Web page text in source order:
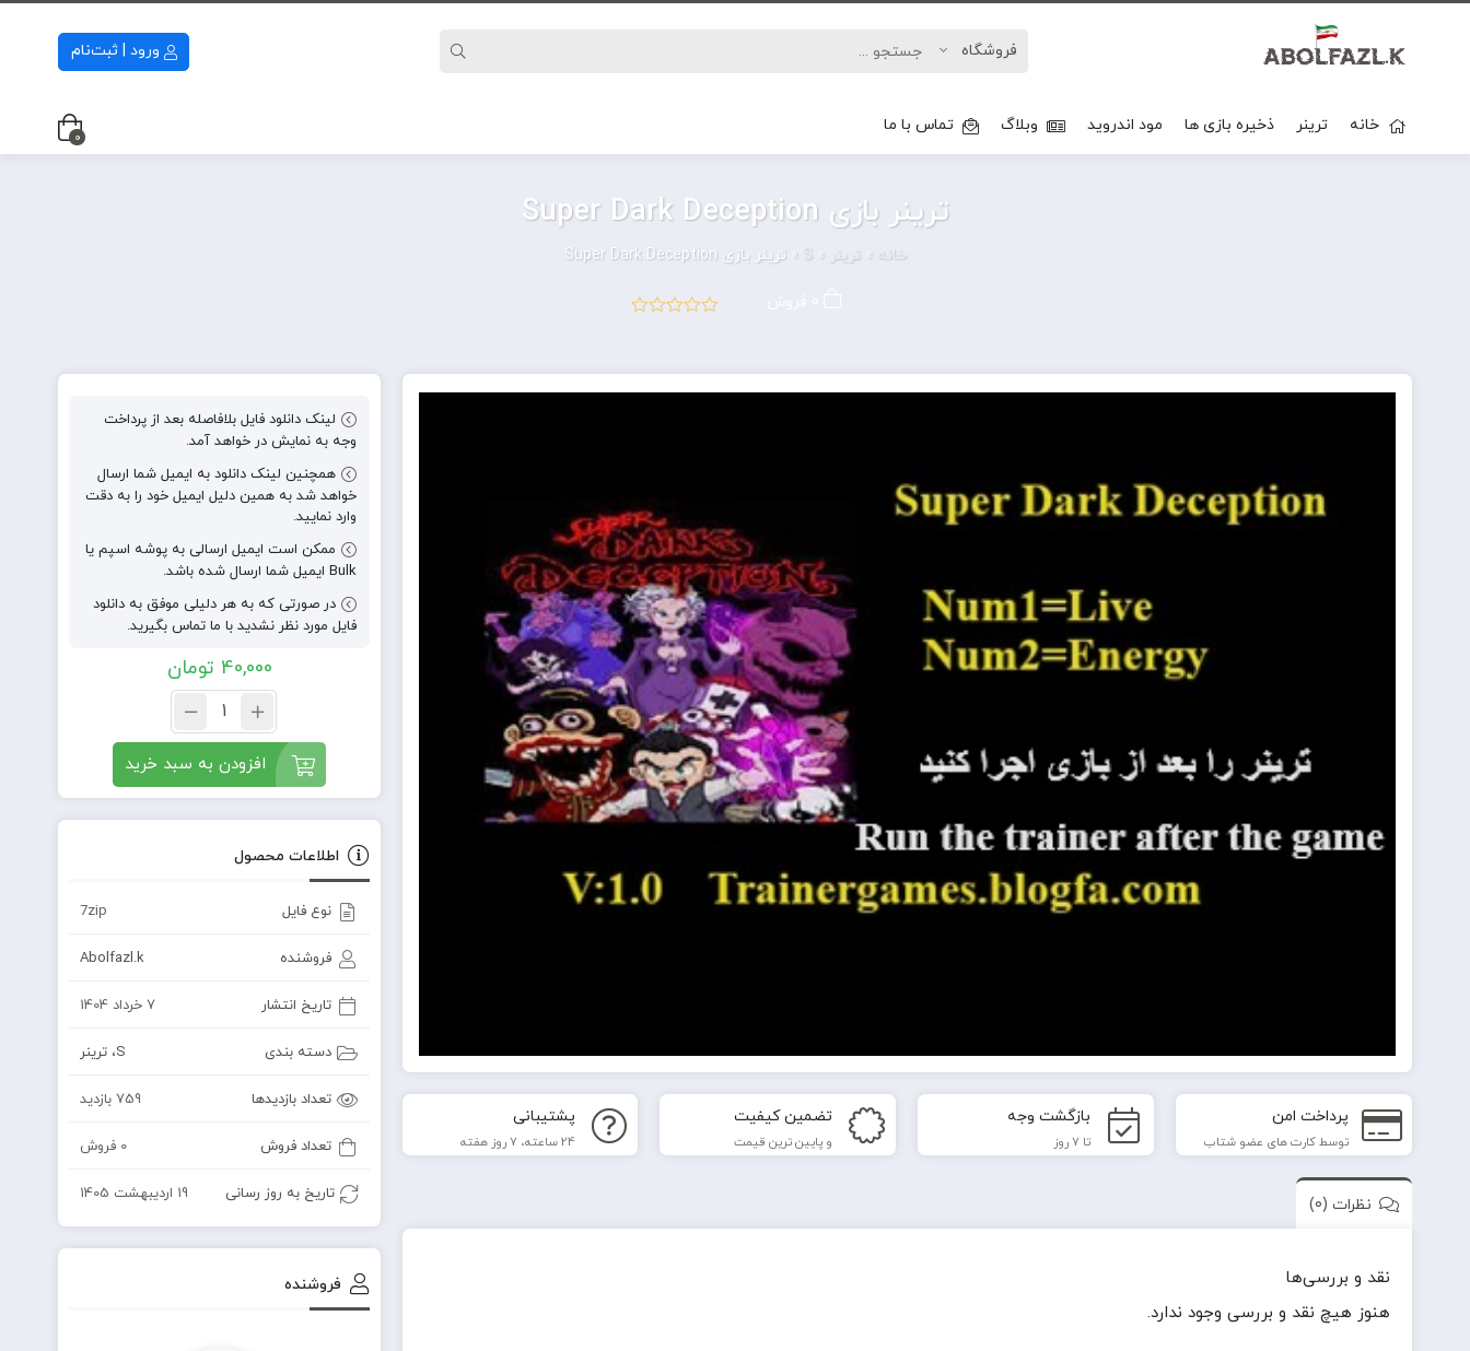
ورود | ثبت‌نام
خانه ترینر ذخیره بازی ها مود اندروید وبلاگ تماس با ما
0
ترینر بازی Super Dark Deception
خانه »ترینر »
S
»ترینر بازی Super Dark Deception
پرداخت امن
توسط کارت های عضو شتاب
بازگشت وجه
تا 7 روز
تضمین کیفیت
و پایین ترین قیمت
پشتیبانی
24 ساعته، 7 روز هفته
نظرات (0)
نقد و بررسی‌ها
هنوز هیچ نقد و بررسی وجود ندارد.
لینک دانلود فایل بلافاصله بعد از پرداخت
وجه به نمایش در خواهد آمد.
همچنین لینک دانلود به ایمیل شما ارسال
خواهد شد به همین دلیل ایمیل خود را به دقت
وارد نمایید.
ممکن است ایمیل ارسالی به پوشه اسپم یا
Bulk ایمیل شما ارسال شده باشد.
در صورتی که به هر دلیلی موفق به دانلود
فایل مورد نظر نشدید با ما تماس بگیرید.
40,000 تومان
افزودن به سبد خرید
اطلاعات محصول
نوع فایل 7zip
فروشنده Abolfazl.k
تاریخ انتشار 7 خرداد 1404
دسته بندی S، ترینر
تعداد بازدیدها 759 بازدید
تعداد فروش 0 فروش
تاریخ به روز رسانی 19 اردیبهشت 1405
فروشنده